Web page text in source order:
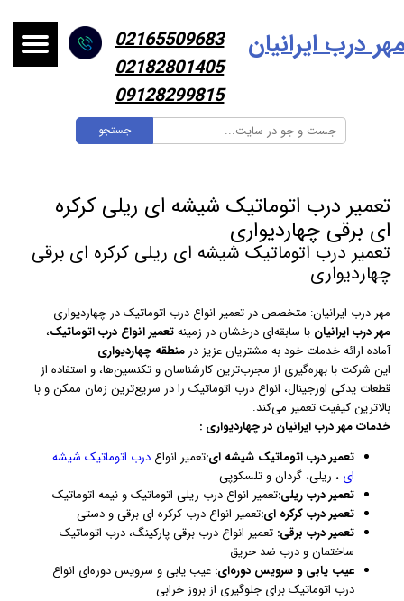
جستجو
درب ایرانیان
02165509683
02182801405
09128299815
تعمیر درب اتوماتیک شیشه ای ریلی کرکره
ای برقی چهاردیواری
تعمیر درب اتوماتیک شیشه ای ریلی کرکره ای برقی
چهاردیواری
مهر درب ایرانیان: متخصص در تعمیر انواع درب اتوماتیک در چهاردیواری
مهر درب ایرانیان با سابقه‌ای درخشان در زمینهتعمیر انواع درب اتوماتیک،
آماده ارائه خدمات خود به مشتریان عزیز درمنطقه چهاردیواری
این شرکت با بهره‌گیری از مجرب‌ترین کارشناسان و تکنسین‌ها، و استفاده از
قطعات یدکی اورجینال، انواع درب اتوماتیک را در سریع‌ترین زمان ممکن و با
بالاترین کیفیت تعمیر می‌کند.
خدمات مهر درب ایرانیان در چهاردیواری :
تعمیر درب اتوماتیک شیشه ای:تعمیر انواع درب اتوماتیک شیشه
ای ، ریلی، گردان و تلسکوپی
تعمیر درب ریلی:تعمیر انواع درب ریلی اتوماتیک و نیمه اتوماتیک
تعمیر درب کرکره ای:تعمیر انواع درب کرکره ای برقی و دستی
تعمیر درب برقی: تعمیر انواع درب برقی پارکینگ، درب اتوماتیک
ساختمان و درب ضد حریق
عیب یابی و سرویس دوره‌ای: عیب یابی و سرویس دوره‌ای انواع
درب اتوماتیک برای جلوگیری از بروز خرابی